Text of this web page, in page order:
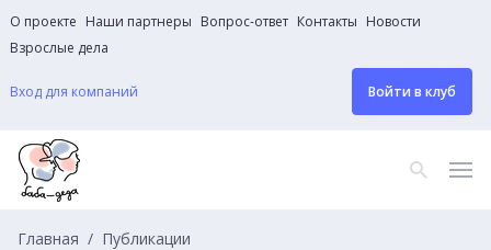
О проекте Наши партнеры Вопрос-ответ Контакты Новости
Взрослые дела
Вход для компаний Войти в клуб
Главная Публикации